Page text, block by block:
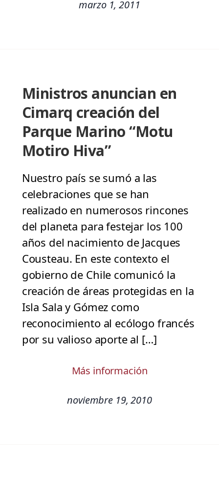
marzo 1, 2011
Ministros anuncian en
Cimarq creación del
Parque Marino “Motu
Motiro Hiva”
Nuestro país se sumó a las
celebraciones que se han
realizado en numerosos rincones
del planeta para festejar los 100
años del nacimiento de Jacques
Cousteau. En este contexto el
gobierno de Chile comunicó la
creación de áreas protegidas en la
Isla Sala y Gómez como
reconocimiento al ecólogo francés
por su valioso aporte al […]
Más información
noviembre 19, 2010